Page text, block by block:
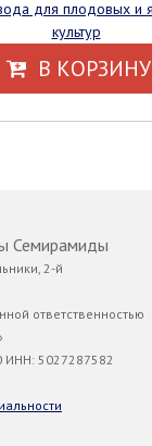
культур
В КОРЗИНУ
Семирамиды
2-й
ответственностью
ИНН: 5027287582